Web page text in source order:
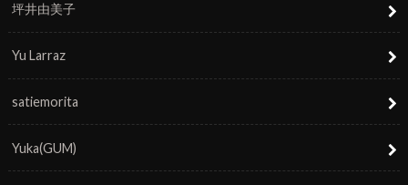
坪井由美子
Yu Larraz
satiemorita
Yuka(GUM)